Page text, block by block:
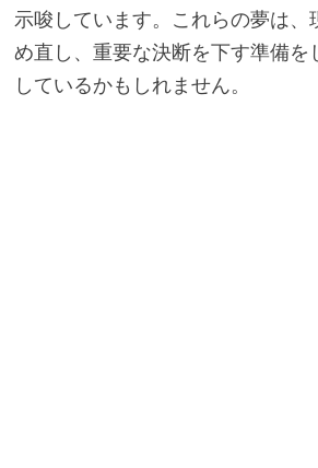
示唆しています。これらの夢は、
め直し、重要な決断を下す準備を
しているかもしれません。